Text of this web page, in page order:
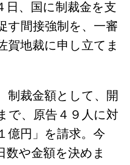
日、国に制裁金を支
す間接強制を、一審
賀地裁に申し立てま
裁金額として、開
で、原告４９人に対
億円」を請求。今
数や金額を決めま